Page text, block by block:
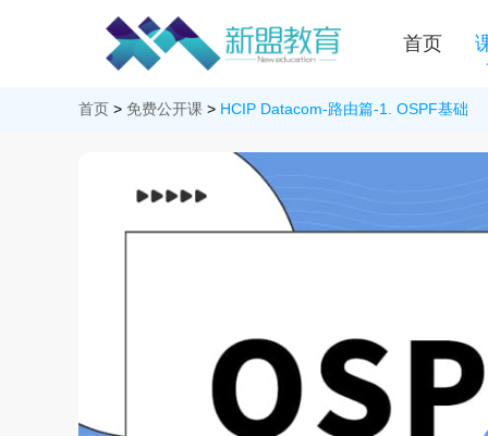
首页
首页 > 免费公开课 > HCIP Datacom-路由篇-1. OSPF基础